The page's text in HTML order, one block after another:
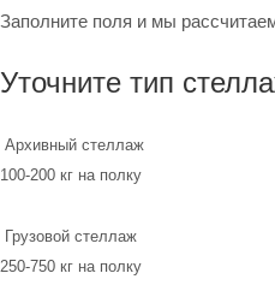
Заполните поля и мы
Уточните тип
Архивный стеллаж
100-200 кг на полку
Грузовой стеллаж
250-750 кг на полку